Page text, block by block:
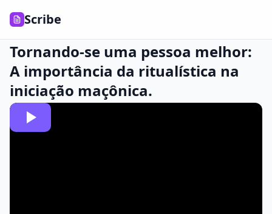
Scribe
Tornando-se uma pessoa melhor:
A importância da ritualística na
iniciação maçônica.